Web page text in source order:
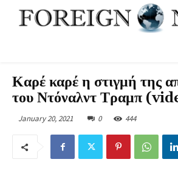
Καρέ καρέ η στιγμή της
του Ντόναλντ Τραμπ
January 20, 2021 0 444